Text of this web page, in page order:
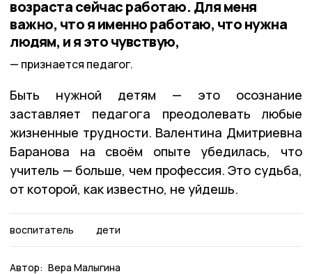
возраста сейчас работаю. Для меня
важно, что я именно работаю, что нужна
людям, и я это чувствую,
признается педагог.
Быть нужной детям — это осознание
заставляет педагога преодолевать любые
жизненные трудности. Валентина Дмитриевна
Баранова на своём опыте убедилась, что
учитель — больше, чем профессия. Это судьба,
от которой, как известно, не уйдешь.
воспитатель дети
Автор: Вера Малыгина